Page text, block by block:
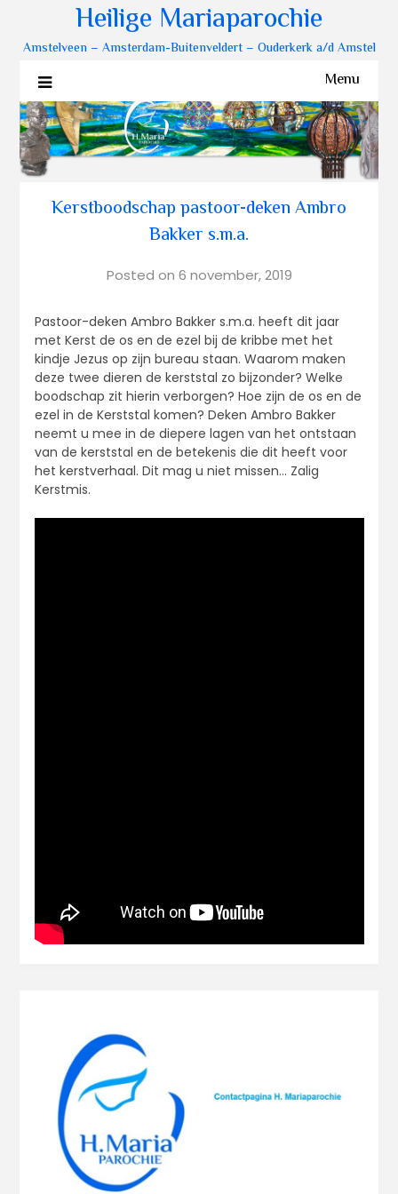
Heilige Mariaparochie
Amstelveen – Amsterdam-Buitenveldert – Ouderkerk a/d Amstel
Menu
Kerstboodschap pastoor-deken Ambro
Bakker s.m.a.
Posted on 6 november, 2019
Pastoor-deken Ambro Bakker s.m.a. heeft dit jaar
met Kerst de os en de ezel bij de kribbe met het
kindje Jezus op zijn bureau staan. Waarom maken
deze twee dieren de kerststal zo bijzonder? Welke
boodschap zit hierin verborgen? Hoe zijn de os en de
ezel in de Kerststal komen? Deken Ambro Bakker
neemt u mee in de diepere lagen van het ontstaan
van de kerststal en de betekenis die dit heeft voor
het kerstverhaal. Dit mag u niet missen… Zalig
Kerstmis.